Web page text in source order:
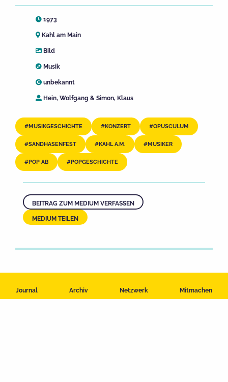
Journal Archiv Netzwerk Mitmachen
1973
Kahl am Main
Bild
Musik
unbekannt
Hein, Wolfgang & Simon, Klaus
MUSIKGESCHICHTE KONZERT OPUSCULUM
SANDHASENFEST KAHL A.M. MUSIKER
POP AB POPGESCHICHTE
BEITRAG ZUM MEDIUM VERFASSEN
MEDIUM TEILEN